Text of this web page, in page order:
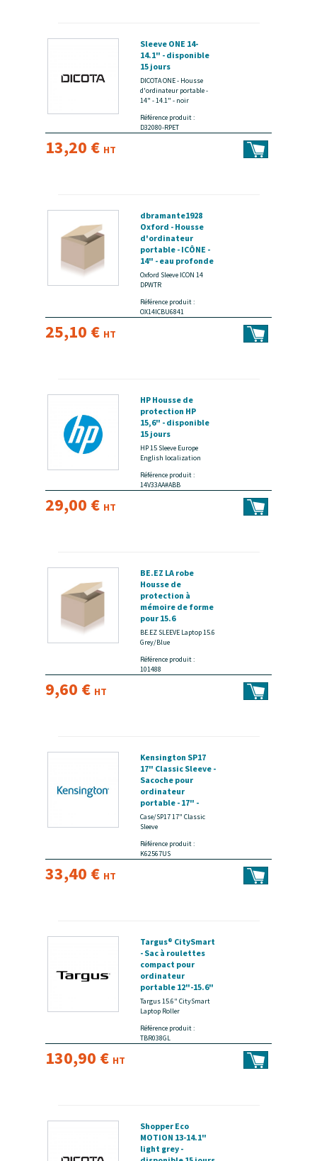
Sleeve ONE 14-
14.1" - disponible
15 jours
DICOTA ONE - Housse
d'ordinateur portable -
14" - 14.1" - noir
Référence produit :
D32080-RPET
13,20 € HT
dbramante1928
Oxford - Housse
d'ordinateur
portable - ICÔNE -
14" - eau profonde
- disponible 15
jours
Oxford Sleeve ICON 14
DPWTR
Référence produit :
OX14ICBU6841
25,10 € HT
HP Housse de
protection HP
15,6" - disponible
15 jours
HP 15 Sleeve Europe
English localization
Référence produit :
14V33AA#ABB
29,00 € HT
BE.EZ LA robe
Housse de
protection à
mémoire de forme
pour 15.6
Grey/Blue -
disponible 15 jours
BE.EZ SLEEVE Laptop 15.6
Grey/Blue
Référence produit :
101488
9,60 € HT
Kensington SP17
17" Classic Sleeve -
Sacoche pour
ordinateur
portable - 17" -
noir - disponible 15
jours
Case/SP17 17" Classic
Sleeve
Référence produit :
K62567US
33,40 € HT
Targus® CitySmart
- Sac à roulettes
compact pour
ordinateur
portable 12"-15.6"
- Noir, gris -
disponible 15 jours
Targus 15.6" CitySmart
Laptop Roller
Référence produit :
TBR038GL
130,90 € HT
Shopper Eco
MOTION 13-14.1"
light grey -